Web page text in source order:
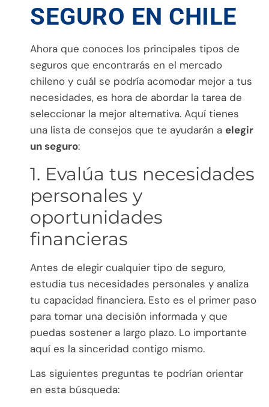
SEGURO EN CHILE
Ahora que conoces los principales tipos de
seguros que encontrarás en el mercado
chileno y cuál se podría acomodar mejor a tus
necesidades, es hora de abordar la tarea de
seleccionar la mejor alternativa. Aquí tienes
una lista de consejos que te ayudarán a elegir
un seguro:
1. Evalúa tus necesidades
personales y
oportunidades
financieras
Antes de elegir cualquier tipo de seguro,
estudia tus necesidades personales y analiza
tu capacidad financiera. Esto es el primer paso
para tomar una decisión informada y que
puedas sostener a largo plazo. Lo importante
aquí es la sinceridad contigo mismo.
Las siguientes preguntas te podrían orientar
en esta búsqueda: